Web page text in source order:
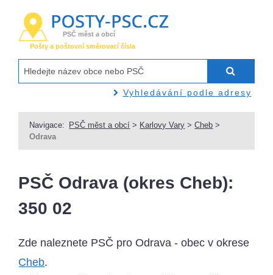
PSČ měst a obcí
Pošty a poštovní směrovací čísla
Vyhledávání podle adresy
Navigace: PSČ měst a obcí > Karlovy Vary >Cheb >
Odrava
PSČ Odrava (okres Cheb):
350 02
Zde naleznete PSČ pro Odrava - obec v okrese
Cheb.